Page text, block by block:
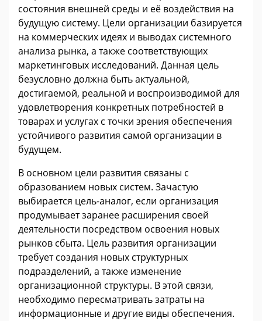
состояния внешней среды и её воздействия на
будущую систему. Цели организации базируется
на коммерческих идеях и выводах системного
анализа рынка, а также соответствующих
маркетинговых исследований. Данная цель
безусловно должна быть актуальной,
достигаемой, реальной и воспроизводимой для
удовлетворения конкретных потребностей в
товарах и услугах с точки зрения обеспечения
устойчивого развития самой организации в
будущем.
В основном цели развития связаны с
образованием новых систем. Зачастую
выбирается цель-аналог, если организация
продумывает заранее расширения своей
деятельности посредством освоения новых
рынков сбыта. Цель развития организации
требует создания новых структурных
подразделений, а также изменение
организационной структуры. В этой связи,
необходимо пересматривать затраты на
информационные и другие виды обеспечения.